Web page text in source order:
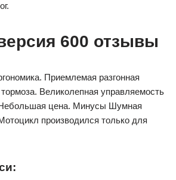
600 отзывы
Приемлемая разгонная
Великолепная управляемость
Небольшая цена. Минусы Шумная
производился только для